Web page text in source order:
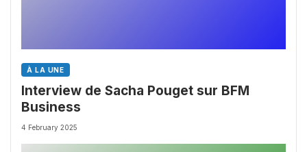
À LA UNE
Interview de Sacha Pouget sur BFM
Business
4 February 2025